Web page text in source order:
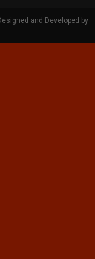
and Developed by